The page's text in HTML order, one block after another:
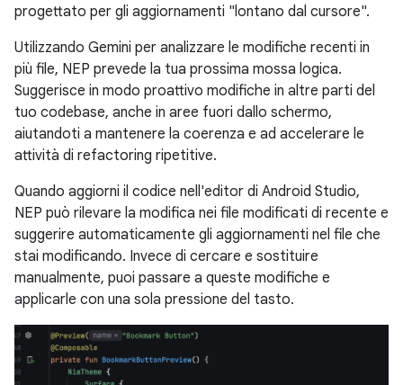
progettato per gli aggiornamenti "lontano dal cursore".
Utilizzando Gemini per analizzare le modifiche recenti in
più file, NEP prevede la tua prossima mossa logica.
Suggerisce in modo proattivo modifiche in altre parti del
tuo codebase, anche in aree fuori dallo schermo,
aiutandoti a mantenere la coerenza e ad accelerare le
attività di refactoring ripetitive.
Quando aggiorni il codice nell'editor di Android Studio,
NEP può rilevare la modifica nei file modificati di recente e
suggerire automaticamente gli aggiornamenti nel file che
stai modificando. Invece di cercare e sostituire
manualmente, puoi passare a queste modifiche e
applicarle con una sola pressione del tasto.